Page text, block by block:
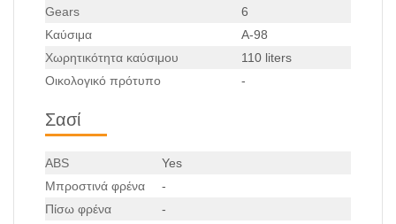
Gears
6
Καύσιμα
A-98
Χωρητικότητα καύσιμου
110 liters
Οικολογικό πρότυπο
-
Σασί
ABS
Yes
Μπροστινά φρένα
-
Πίσω φρένα
-